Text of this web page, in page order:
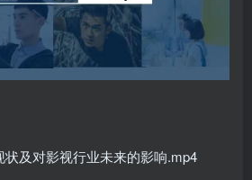
状及对影视行业未来的影响.mp4